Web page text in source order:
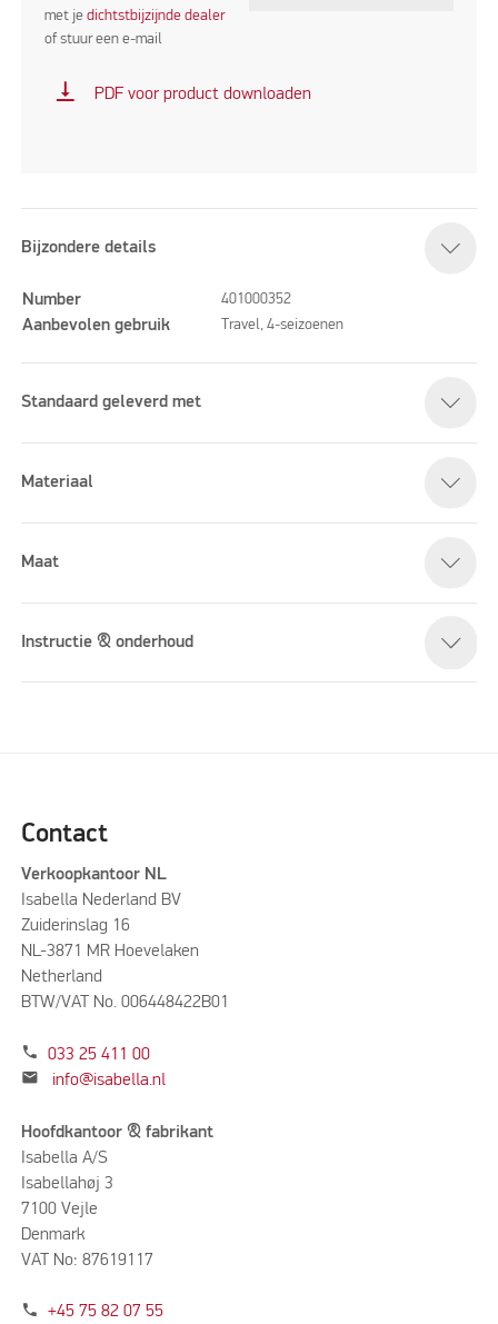
met jedichtstbijzijnde dealer
of stuur een e-mail
vertical_align_bottom PDF voor product downloaden
Bijzondere details
Number 401000352
Aanbevolen gebruik Travel, 4-seizoenen
Standaard geleverd met
Materiaal
Maat
Instructie & onderhoud
Contact
Verkoopkantoor NL
Isabella Nederland BV
Zuiderinslag 16
NL-3871 MR Hoevelaken
Netherland
BTW/VAT No. 006448422B01
phone 033 25 411 00
mail info@isabella.nl
Hoofdkantoor & fabrikant
Isabella A/S
Isabellahøj 3
7100 Vejle
Denmark
VAT No: 87619117
phone +45 75 82 07 55